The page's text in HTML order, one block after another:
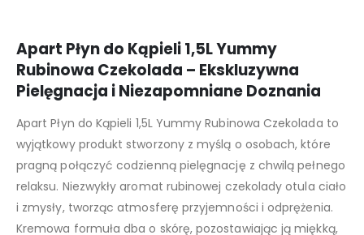
Apart Płyn do Kąpieli 1,5L Yummy
Rubinowa Czekolada – Ekskluzywna
Pielęgnacja i Niezapomniane Doznania
Apart Płyn do Kąpieli 1,5L Yummy Rubinowa Czekolada to
wyjątkowy produkt stworzony z myślą o osobach, które
pragną połączyć codzienną pielęgnację z chwilą pełnego
relaksu. Niezwykły aromat rubinowej czekolady otula ciało
i zmysły, tworząc atmosferę przyjemności i odprężenia.
Kremowa formuła dba o skórę, pozostawiając ją miękką,